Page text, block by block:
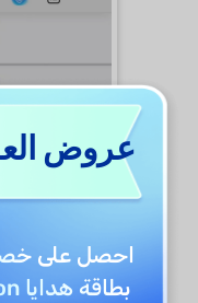
عروض
احصل علىخصم 5
بطاقة هدايا Amazon بقيمة 50 دولارًا